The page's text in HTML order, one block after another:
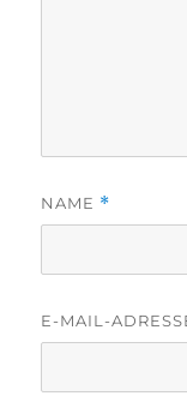
NAME *
E-MAIL-